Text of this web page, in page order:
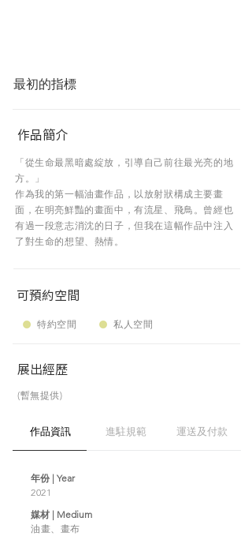
最初的指標
作品簡介
「從生命最黑暗處綻放，引導自己前往最光亮的地
方。」
作為我的第一幅油畫作品，以放射狀構成主要畫
面，在明亮鮮豔的畫面中，有流星、飛鳥。曾經也
有過一段意志消沈的日子，但我在這幅作品中注入
了對生命的想望、熱情。
可預約空間
特約空間 私人空間
展出經歷
(暫無提供)
作品資訊 進駐規範 運送及付款
年份 | Year
2021
媒材 | Medium
油畫、畫布